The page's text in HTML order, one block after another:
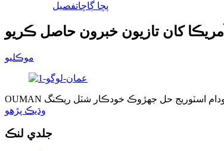
پڇا ڳاڇاتفصيل
آمريڪا کان تازيون خبرون حاصل ڪريو
موڪليو
وڌيڪ پڙهو
جلدي لنڪ